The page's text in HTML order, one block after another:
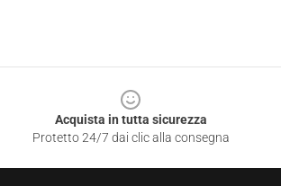
Acquista in tutta sicurezza
Protetto 24/7 dai clic alla consegna